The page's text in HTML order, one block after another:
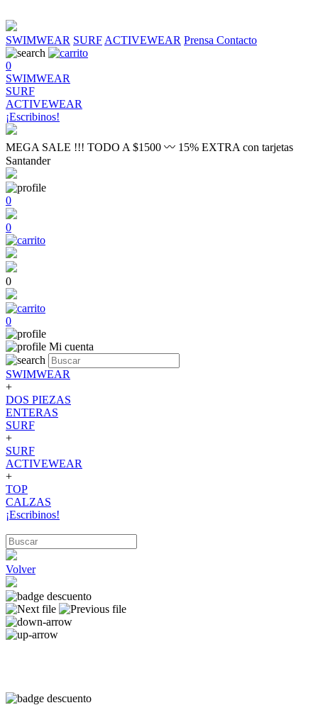
SWIMWEAR SURF ACTIVEWEAR Prensa Contacto
0
SWIMWEAR
SURF
ACTIVEWEAR
¡Escribinos!
MEGA SALE !!! TODO A $1500 〰 15% EXTRA con tarjetas
Santander
0
0
0
0
Mi cuenta
SWIMWEAR
+
DOS PIEZAS
ENTERAS
SURF
+
SURF
ACTIVEWEAR
+
TOP
CALZAS
¡Escribinos!
Volver